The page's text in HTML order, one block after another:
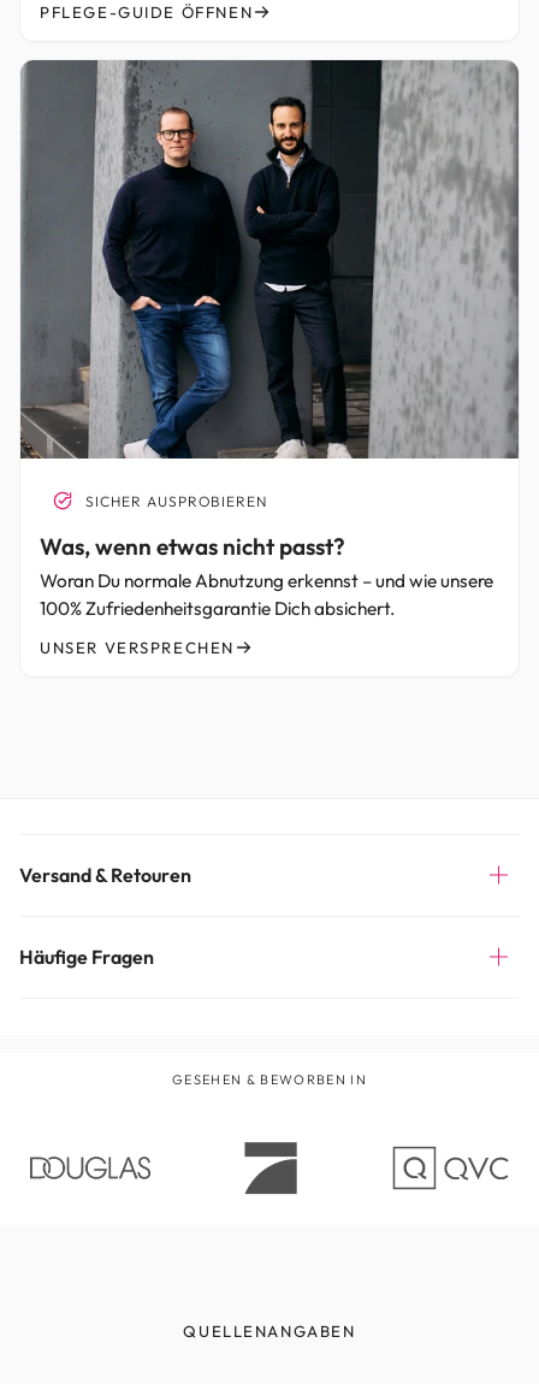
PFLEGE-GUIDE ÖFFNEN
SICHER AUSPROBIEREN
Was, wenn etwas nicht passt?
Woran Du normale Abnutzung erkennst – und wie unsere
100% Zufriedenheitsgarantie Dich absichert.
UNSER VERSPRECHEN
Versand & Retouren
Häufige Fragen
GESEHEN & BEWORBEN IN
QUELLENANGABEN